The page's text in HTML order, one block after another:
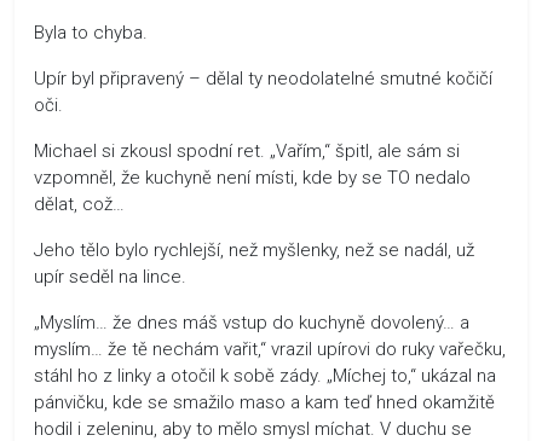
Byla to chyba.
Upír byl připravený – dělal ty neodolatelné smutné kočičí
oči.
Michael si zkousl spodní ret. „Vařím,“ špitl, ale sám si
vzpomněl, že kuchyně není místi, kde by se TO nedalo
dělat, což…
Jeho tělo bylo rychlejší, než myšlenky, než se nadál, už
upír seděl na lince.
„Myslím… že dnes máš vstup do kuchyně dovolený… a
myslím… že tě nechám vařit,“ vrazil upírovi do ruky vařečku,
stáhl ho z linky a otočil k sobě zády. „Míchej to,“ ukázal na
pánvičku, kde se smažilo maso a kam teď hned okamžitě
hodil i zeleninu, aby to mělo smysl míchat. V duchu se